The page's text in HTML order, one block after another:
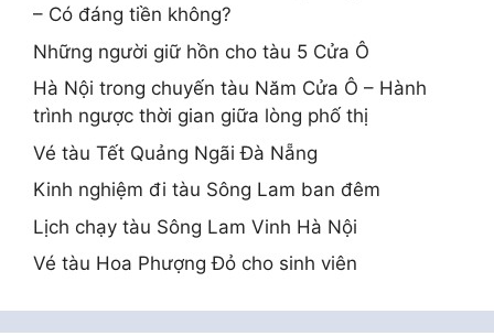
– Có đáng tiền không?
Những người giữ hồn cho tàu 5 Cửa Ô
Hà Nội trong chuyến tàu Năm Cửa Ô – Hành
trình ngược thời gian giữa lòng phố thị
Vé tàu Tết Quảng Ngãi Đà Nẵng
Kinh nghiệm đi tàu Sông Lam ban đêm
Lịch chạy tàu Sông Lam Vinh Hà Nội
Vé tàu Hoa Phượng Đỏ cho sinh viên